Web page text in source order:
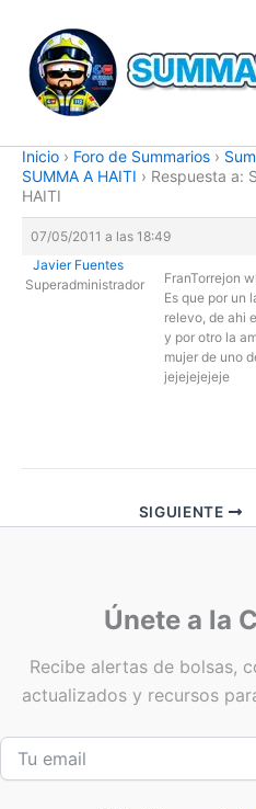
contenido
Inicio › Foro de Summarios ›
SUMMA A HAITI › Respuesta a:
HAITI
07/05/2011 a las 18:49
Javier Fuentes
Superadministrador
FranTorrejon
Es que por un
relevo, de ahi
y por otro la
mujer de uno
jejejejejeje
SIGUIENTE
Únete a la
Recibe alertas de bolsas,
actualizados y recursos